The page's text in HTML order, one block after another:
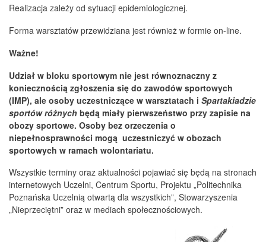
Realizacja zależy od sytuacji epidemiologicznej.
Forma warsztatów przewidziana jest również w formie on-line.
Ważne!
Udział w bloku sportowym nie jest równoznaczny z
koniecznością zgłoszenia się do zawodów sportowych
(IMP), ale osoby uczestniczące w warsztatach i Spartakiadzie
sportów różnych będą miały pierwszeństwo przy zapisie na
obozy sportowe. Osoby bez orzeczenia o
niepełnosprawności mogą uczestniczyć w obozach
sportowych w ramach wolontariatu.
Wszystkie terminy oraz aktualności pojawiać się będą na stronach
internetowych Uczelni, Centrum Sportu, Projektu „Politechnika
Poznańska Uczelnią otwartą dla wszystkich”, Stowarzyszenia
„Nieprzeciętni” oraz w mediach społecznościowych.